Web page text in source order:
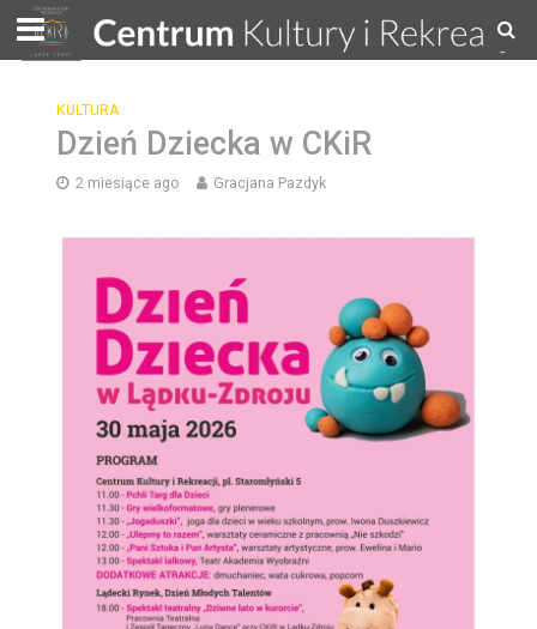
KULTURA
Dzień Dziecka w CKiR
2 miesiące ago Gracjana Pazdyk